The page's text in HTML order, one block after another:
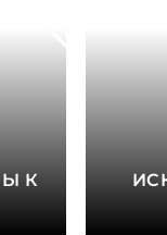
К
Обрез
Пол и возраст